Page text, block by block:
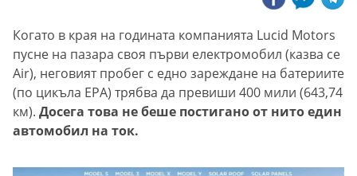
Когато в края на годината компанията Lucid Motors
пусне на пазара своя първи електромобил (казва се
Air), неговият пробег с едно зареждане на батериите
(по цикъла EPA) трябва да превиши 400 мили (643,74
км). Досега това не беше постигано от нито един
автомобил на ток.